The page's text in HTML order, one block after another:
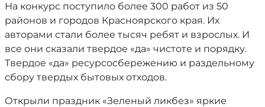
На конкурс поступило более 300 работ из 50
районов и городов Красноярского края. Их
авторами стали более тысяч ребят и взрослых. И
все они сказали твердое «да» чистоте и порядку.
Твердое «да» ресурсосбережению и раздельному
сбору твердых бытовых отходов.
Открыли праздник «Зеленый ликбез» яркие